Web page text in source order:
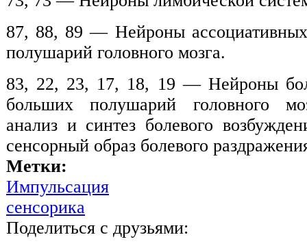
87, 88, 89 — Нейроны
полушарий головного мозга.
83, 22, 23, 17, 18, 19 — Нейроны
больших полушарий головного
анализ и синтез болевого
сенсорный образ болевого
Метки:
Импульсация
сенсорика
Поделиться с друзьями: